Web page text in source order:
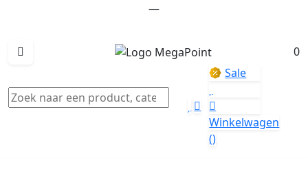
—
0
Sale
Winkelwagen
()